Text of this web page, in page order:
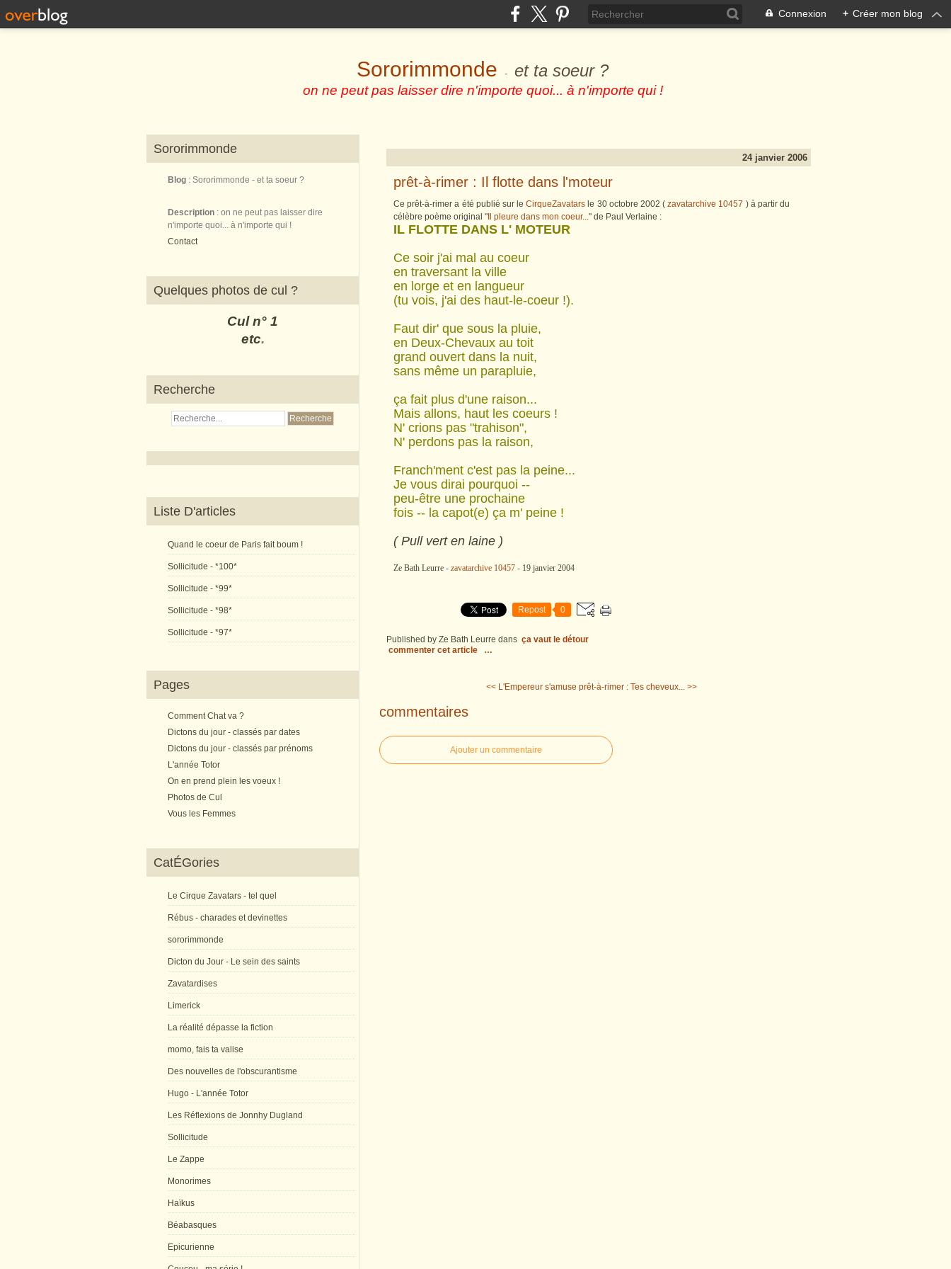
Connexion + Créer mon blog
Sororimmonde - et ta soeur ?
on ne peut pas laisser dire n'importe quoi... à n'importe qui !
Sororimmonde
Blog : Sororimmonde - et ta soeur ?
Description : on ne peut pas laisser dire
n'importe quoi... à n'importe qui !
Contact
Quelques photos de cul ?
Cul n° 1
etc.
Recherche
Liste D'articles
Quand le coeur de Paris fait boum !
Sollicitude - *100*
Sollicitude - *99*
Sollicitude - *98*
Sollicitude - *97*
Pages
Comment Chat va ?
Dictons du jour - classés par dates
Dictons du jour - classés par prénoms
L'année Totor
On en prend plein les voeux !
Photos de Cul
Vous les Femmes
CatÉGories
Le Cirque Zavatars - tel quel
Rébus - charades et devinettes
sororimmonde
Dicton du Jour - Le sein des saints
Zavatardises
Limerick
La réalité dépasse la fiction
momo, fais ta valise
Des nouvelles de l'obscurantisme
Hugo - L'année Totor
Les Réflexions de Jonnhy Dugland
Sollicitude
Le Zappe
Monorimes
Haïkus
Béabasques
Epicurienne
24 janvier 2006
prêt-à-rimer : Il flotte dans l'moteur
Ce prêt-à-rimer a été publié sur leCirqueZavatars le 30 octobre 2002 (zavatarchive 10457 ) à partir du
célèbre poème original " Il pleure dans mon coeur..." de Paul Verlaine :
IL FLOTTE DANS L' MOTEUR
Ce soir j'ai mal au coeur
en traversant la ville
en lorge et en langueur
(tu vois, j'ai des haut-le-coeur !).
Faut dir' que sous la pluie,
en Deux-Chevaux au toit
grand ouvert dans la nuit,
sans même un parapluie,
ça fait plus d'une raison...
Mais allons, haut les coeurs !
N' crions pas "trahison",
N' perdons pas la raison,
Franch'ment c'est pas la peine...
Je vous dirai pourquoi --
peu-être une prochaine
fois -- la capot(e) ça m' peine !
( Pull vert en laine )
Ze Bath Leurre - zavatarchive 10457 - 19 janvier 2004
Repost 0
Published by Ze Bath Leurre dans ça vaut le détour
commenter cet article
…
<< L'Empereur s'amuse prêt-à-rimer : Tes cheveux... >>
commentaires
Ajouter un commentaire